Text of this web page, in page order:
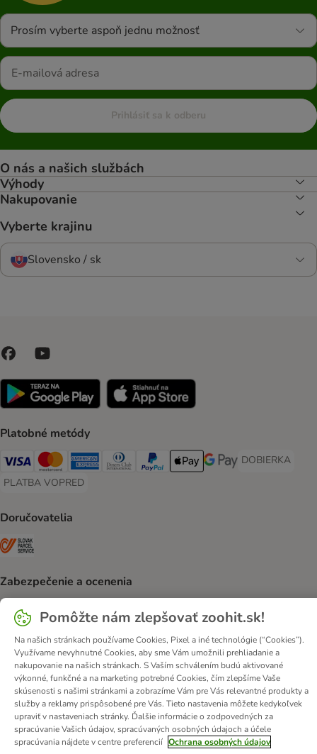
Prosím vyberte aspoň jednu možnosť
Prihlásiť sa k odberu
O nás a našich službách
Výhody
Nakupovanie
Vyberte krajinu
Slovensko / sk
Platobné metódy
Visa Payment Method
Mastercard Payment Method
American Express Payment Method
Diners Club Payment Method
PayPal Payment Method
Apple Pay Payment Method
Google Pay Payment
DOBIERKA
DOBIERKA
PLATBA VOPRED
PLATBA VOPRED Payment Method
Doručovatelia
Zabezpečenie a ocenenia
O nás Kariéra zooplus Corporate
Impressum
Všeobecné obchodné podmienky
Odstúpiť od zmluvy tu
DSA
Likvidácia odpadov
Kontakt
Poštovné a doba doručenia
Spôsoby platby
Affiliate program
Ochrana osobných údajov
Pomôžte nám zlepšovať zoohit.sk!
Na našich stránkach používame Cookies, Pixel a iné technológie (“Cookies”).
Využívame nevyhnutné Cookies, aby sme Vám umožnili prehliadanie a
nakupovanie na našich stránkach. S Vaším schválením budú aktivované
výkonné, funkčné a na marketing potrebné Cookies, čím zlepšíme Vaše
skúsenosti s našimi stránkami a zobrazíme Vám pre Vás relevantné produkty a
služby a reklamy prispôsobené pre Vás. Tieto nastavenia môžete kedykoľvek
upraviť v nastaveniach stránky. Ďalšie informácie o zodpovedných za
spracúvanie Vašich údajov, spracúvaných osobných údajoch a účele
spracúvania nájdete v centre preferencií Ochrana osobných údajov